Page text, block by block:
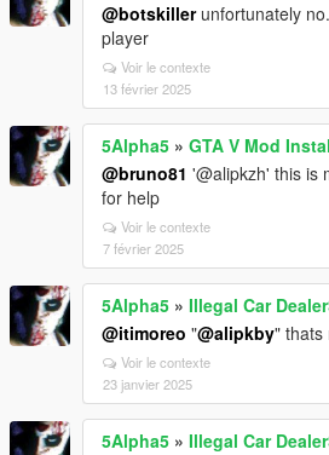
@botskillerunfortunately
player
Voir le contexte
13 février 2025
5Alpha5 » GTA V Mod
@bruno81 '@alipkzh' this is
for help
Voir le contexte
7 février 2025
5Alpha5 » Illegal Car
@itimoreo "@alipkby" thats
Voir le contexte
23 janvier 2025
5Alpha5 » Illegal Car